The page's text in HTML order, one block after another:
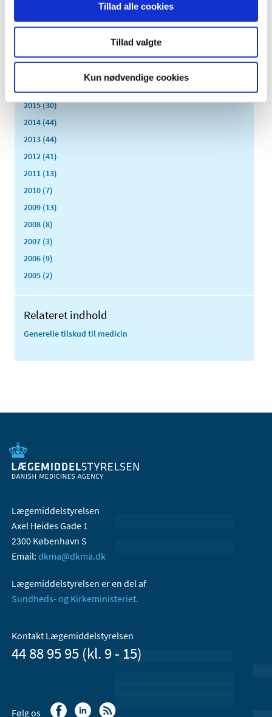
Tillad alle cookies
Tillad valgte
Kun nødvendige cookies
maj (3)
februar (3)
2015 (30)
2014 (44)
2013 (44)
2012 (41)
2011 (13)
2010 (7)
2009 (13)
2008 (8)
2007 (3)
2006 (9)
2005 (2)
Relateret indhold
Generelle tilskud til medicin
Lægemiddelstyrelsen
Axel Heides Gade 1
2300 København S
Email: dkma@dkma.dk
Lægemiddelstyrelsen er en del af
Sundheds- og Kirkeministeriet.
Kontakt Lægemiddelstyrelsen
44 88 95 95 (kl. 9 - 15)
Følg os